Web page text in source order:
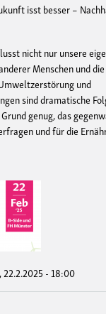
isst besser –
nicht nur unsere
Menschen und
und
sind dramatische
genug, das
und für die
22.2.2025 - 18:00